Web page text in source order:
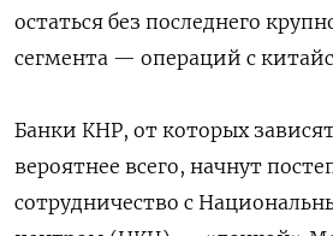
остаться без последнего
сегмента — операций с
Банки КНР, от которых
вероятнее всего, начнут
сотрудничество с